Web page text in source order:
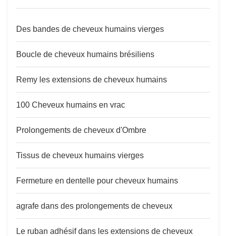
Des bandes de cheveux humains vierges
Boucle de cheveux humains brésiliens
Remy les extensions de cheveux humains
100 Cheveux humains en vrac
Prolongements de cheveux d'Ombre
Tissus de cheveux humains vierges
Fermeture en dentelle pour cheveux humains
agrafe dans des prolongements de cheveux
Le ruban adhésif dans les extensions de cheveux